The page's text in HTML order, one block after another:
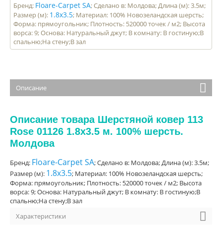
Бренд: Floare-Carpet SA; Сделано в: Молдова; Длина (м): 3.5м;
Размер (м): 1.8x3.5; Материал: 100% Новозеландская шерсть;
Форма: прямоугольник; Плотность: 520000 точек / м2; Высота
ворса: 9; Основа: Натуральный джут; В комнату: В гостиную;В
спальню;На стену;В зал
Описание
Описание товара Шерстяной ковер 113
Rose 01126 1.8x3.5 м. 100% шерсть.
Молдова
Бренд: Floare-Carpet SA; Сделано в: Молдова; Длина (м): 3.5м;
Размер (м): 1.8x3.5; Материал: 100% Новозеландская шерсть;
Форма: прямоугольник; Плотность: 520000 точек / м2; Высота
ворса: 9; Основа: Натуральный джут; В комнату: В гостиную;В
спальню;На стену;В зал
Характеристики